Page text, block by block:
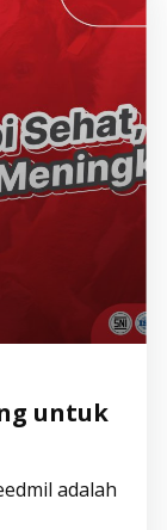
untuk
adalah